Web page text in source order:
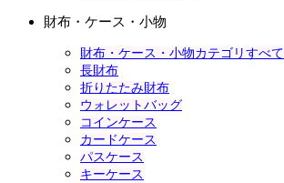
財布・ケース・小物
財布・ケース・小物カテゴリすべて
長財布
折りたたみ財布
ウォレットバッグ
コインケース
カードケース
パスケース
キーケース